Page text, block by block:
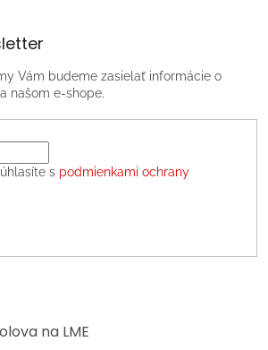
Vám budeme zasielať informácie o
našom e-shope.
s podmienkami ochrany
na LME